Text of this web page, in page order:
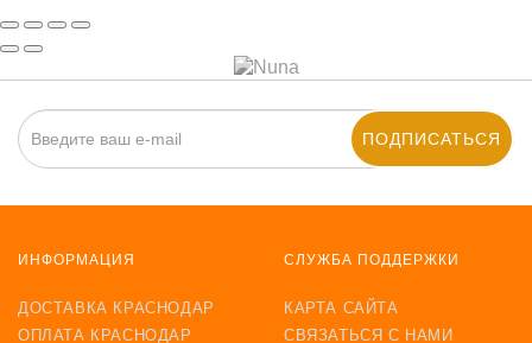
ПОДПИСАТЬСЯ
ИНФОРМАЦИЯ
ДОСТАВКА КРАСНОДАР
ОПЛАТА КРАСНОДАР
СЛУЖБА ПОДДЕРЖКИ
КАРТА САЙТА
СВЯЗАТЬСЯ С НАМИ